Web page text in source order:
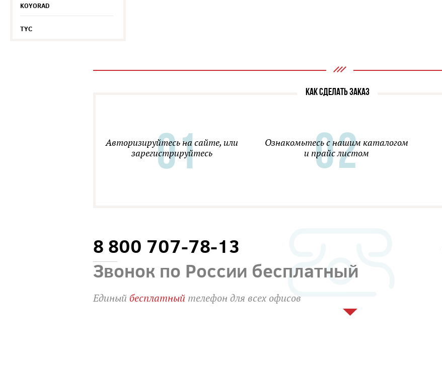
KOYORAD
TYC
КАК СДЕЛАТЬ ЗАКАЗ
Авторизируйтесь на сайте, или
зарегистрируйтесь
Ознакомьтесь с нашим каталогом
и прайс листом
8 800 707-78-13
Звонок по России бесплатный
Единыйбесплатный телефон для всех офисов